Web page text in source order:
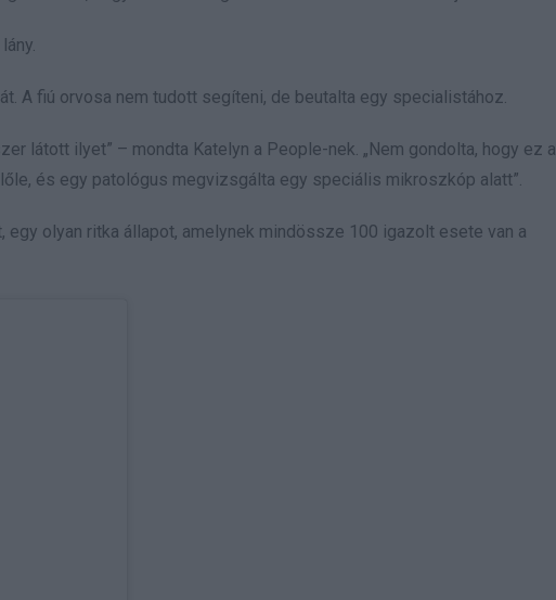
A fiú orvosa nem tudott segíteni, de beutalta egy specialistához.
látott ilyet” – mondta Katelyn a People-nek. „Nem gondolta, hogy ez a
és egy patológus megvizsgálta egy speciális mikroszkóp alatt”.
olyan ritka állapot, amelynek mindössze 100 igazolt esete van a